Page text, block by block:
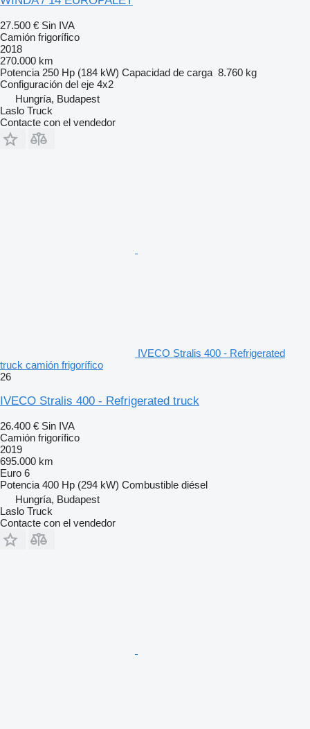
27.500 € Sin IVA
Camión frigorífico
2018
270.000 km
Potencia 250 Hp (184 kW) Capacidad de carga 8.760 kg
Configuración del eje 4x2
Hungría, Budapest
Laslo Truck
Contacte con el vendedor
IVECO Stralis 400 - Refrigerated
truck camión frigorífico
26
IVECO Stralis 400 - Refrigerated truck
26.400 € Sin IVA
Camión frigorífico
2019
695.000 km
Euro 6
Potencia 400 Hp (294 kW) Combustible diésel
Hungría, Budapest
Laslo Truck
Contacte con el vendedor